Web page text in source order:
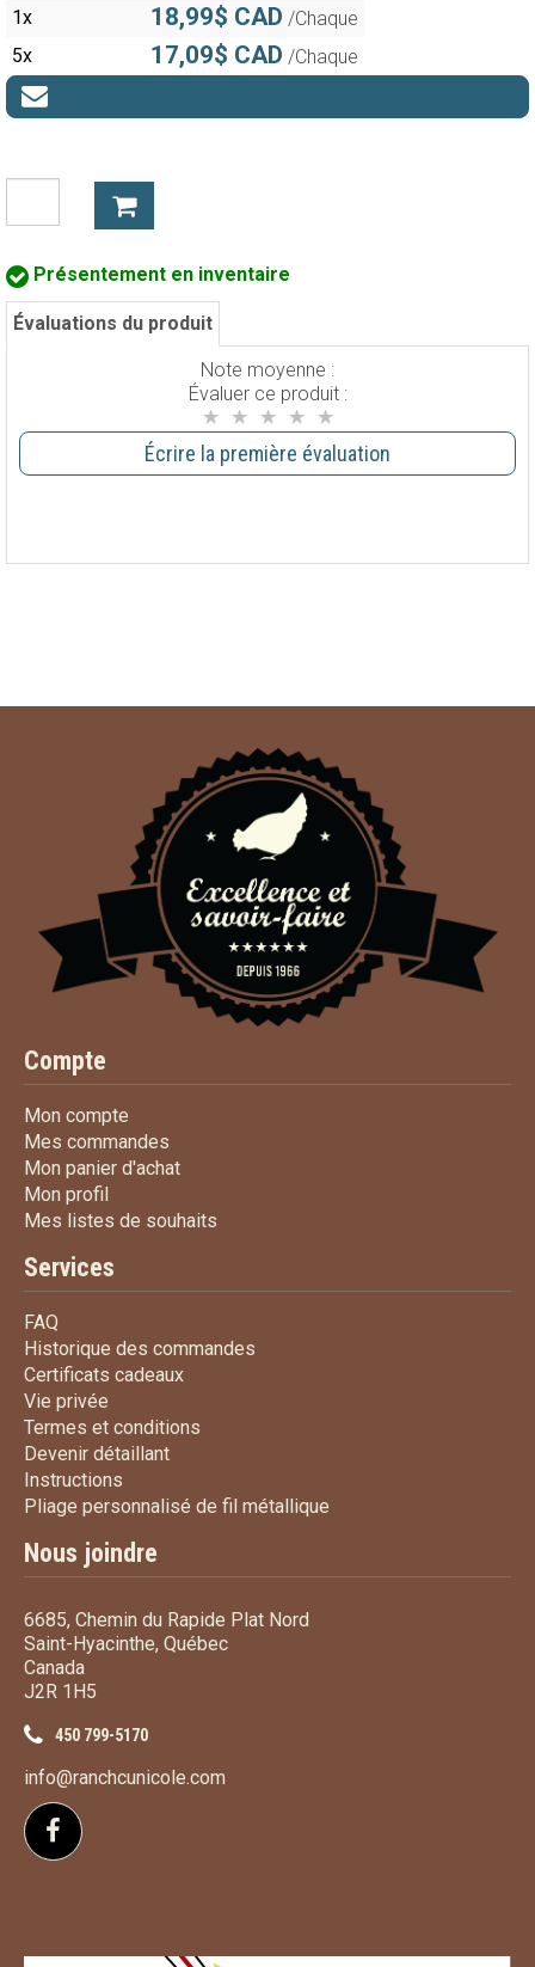
1x 18,99$ CAD /Chaque
5x
17,09$ CAD /Chaque
Présentement en inventaire
Évaluations du produit
Note moyenne :
Évaluer ce produit :
Écrire la première évaluation
Compte
Mon compte
Mes commandes
Mon panier d'achatMon panier d'achat
Mon profil
Mes listes de souhaits
Services
FAQ
Historique des commandes
Certificats cadeauxCertificats cadeaux
Vie privée
Termes et conditions
Devenir détaillantDevenir détaillant
Instructions
Pliage personnalisé de fil métallique
Nous joindre
6685, Chemin du Rapide Plat Nord
Saint-Hyacinthe, Québec
Canada
J2R 1H5
450 799-5170
info@ranchcunicole.com
Suivez-nous sur Facebook